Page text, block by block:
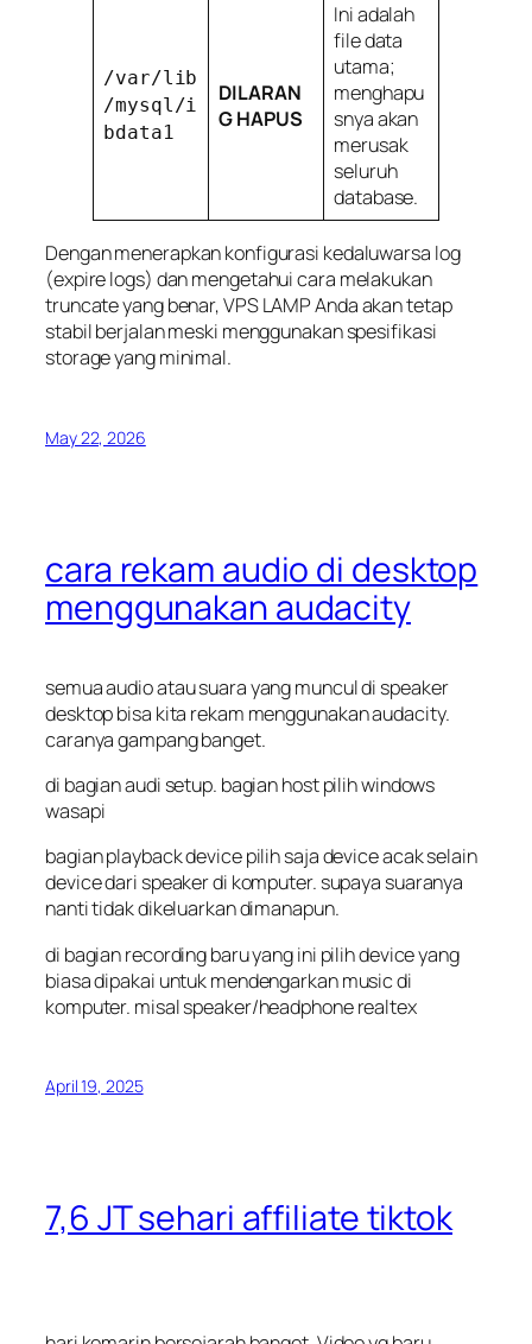
/var/lib
/mysql/i
bdata1
DILARAN
G HAPUS
Ini adalah
file data
utama;
menghapu
snya akan
merusak
seluruh
database.
Dengan menerapkan konfigurasi kedaluwarsa log
(expire logs) dan mengetahui cara melakukan
truncateyang benar, VPS LAMP Anda akan tetap
stabil berjalan meski menggunakan spesifikasi
storage yang minimal.
May 22, 2026
cara rekam audio di desktop
menggunakan audacity
semua audio atau suara yang muncul di speaker
desktop bisa kita rekam menggunakan audacity.
caranya gampang banget.
di bagian audi setup. bagian host pilih windows
wasapi
bagian playback device pilih saja device acak selain
device dari speaker di komputer. supaya suaranya
nanti tidak dikeluarkan dimanapun.
di bagian recording baru yang ini pilih device yang
biasa dipakai untuk mendengarkan music di
komputer. misal speaker/headphone realtex
April 19, 2025
7,6 JT sehari affiliate tiktok